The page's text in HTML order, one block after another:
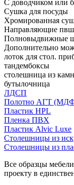
С доводчиком или
Сушка для посуды
Хромированная
Направляющие пвш
Полновыдвижные
Дополнительно
лоток для стол.
тандембоксы
столешница из
бутылочница
ЛДСП
Полотно АГТ
Пластик HPL
Пленка ПВХ
Пластик Alvic Luxe
Столешницы из
Столешницы из
Все образцы
проекту в